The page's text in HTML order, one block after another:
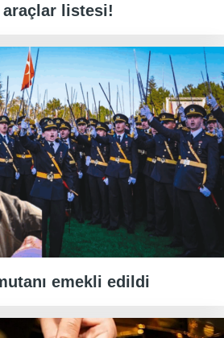
araçlar listesi!
emekli edildi